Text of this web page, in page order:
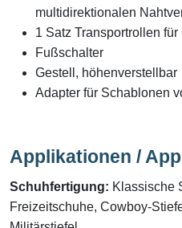
multidirektionalen
1 Satz Transportrollen
Fußschalter
Gestell, höhenverstellbar
Adapter für Schablonen
Applikationen /
Schuhfertigung: Klassische
Freizeitschuhe, Cowboy-